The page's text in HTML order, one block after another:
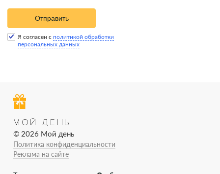
Отправить
Я согласен с политикой обработки
персональных данных
МОЙ ДЕНЬ
© 2026 Мой день
Политика конфиденциальности
Реклама на сайте